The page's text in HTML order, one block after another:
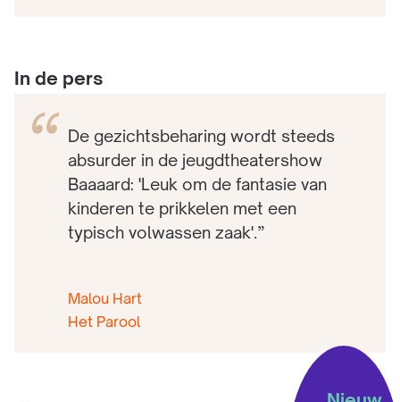
In de pers
De gezichtsbeharing wordt steeds
absurder in de jeugdtheatershow
Baaaard: 'Leuk om de fantasie van
kinderen te prikkelen met een
typisch volwassen zaak'.”
Malou Hart
Het Parool